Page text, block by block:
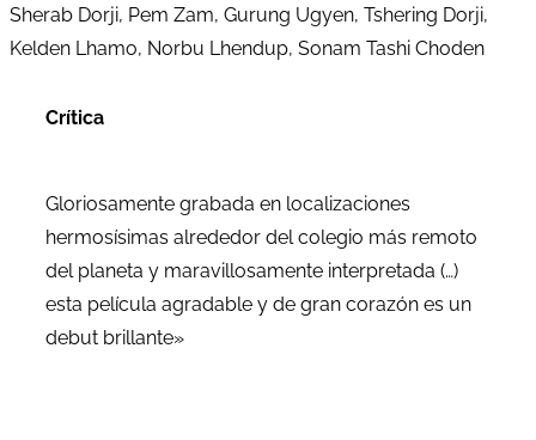
Sherab Dorji, Pem Zam, Gurung Ugyen, Tshering Dorji,
Kelden Lhamo, Norbu Lhendup, Sonam Tashi Choden
Crítica
Gloriosamente grabada en localizaciones
hermosísimas alrededor del colegio más remoto
del planeta y maravillosamente interpretada (…)
esta película agradable y de gran corazón es un
debut brillante»